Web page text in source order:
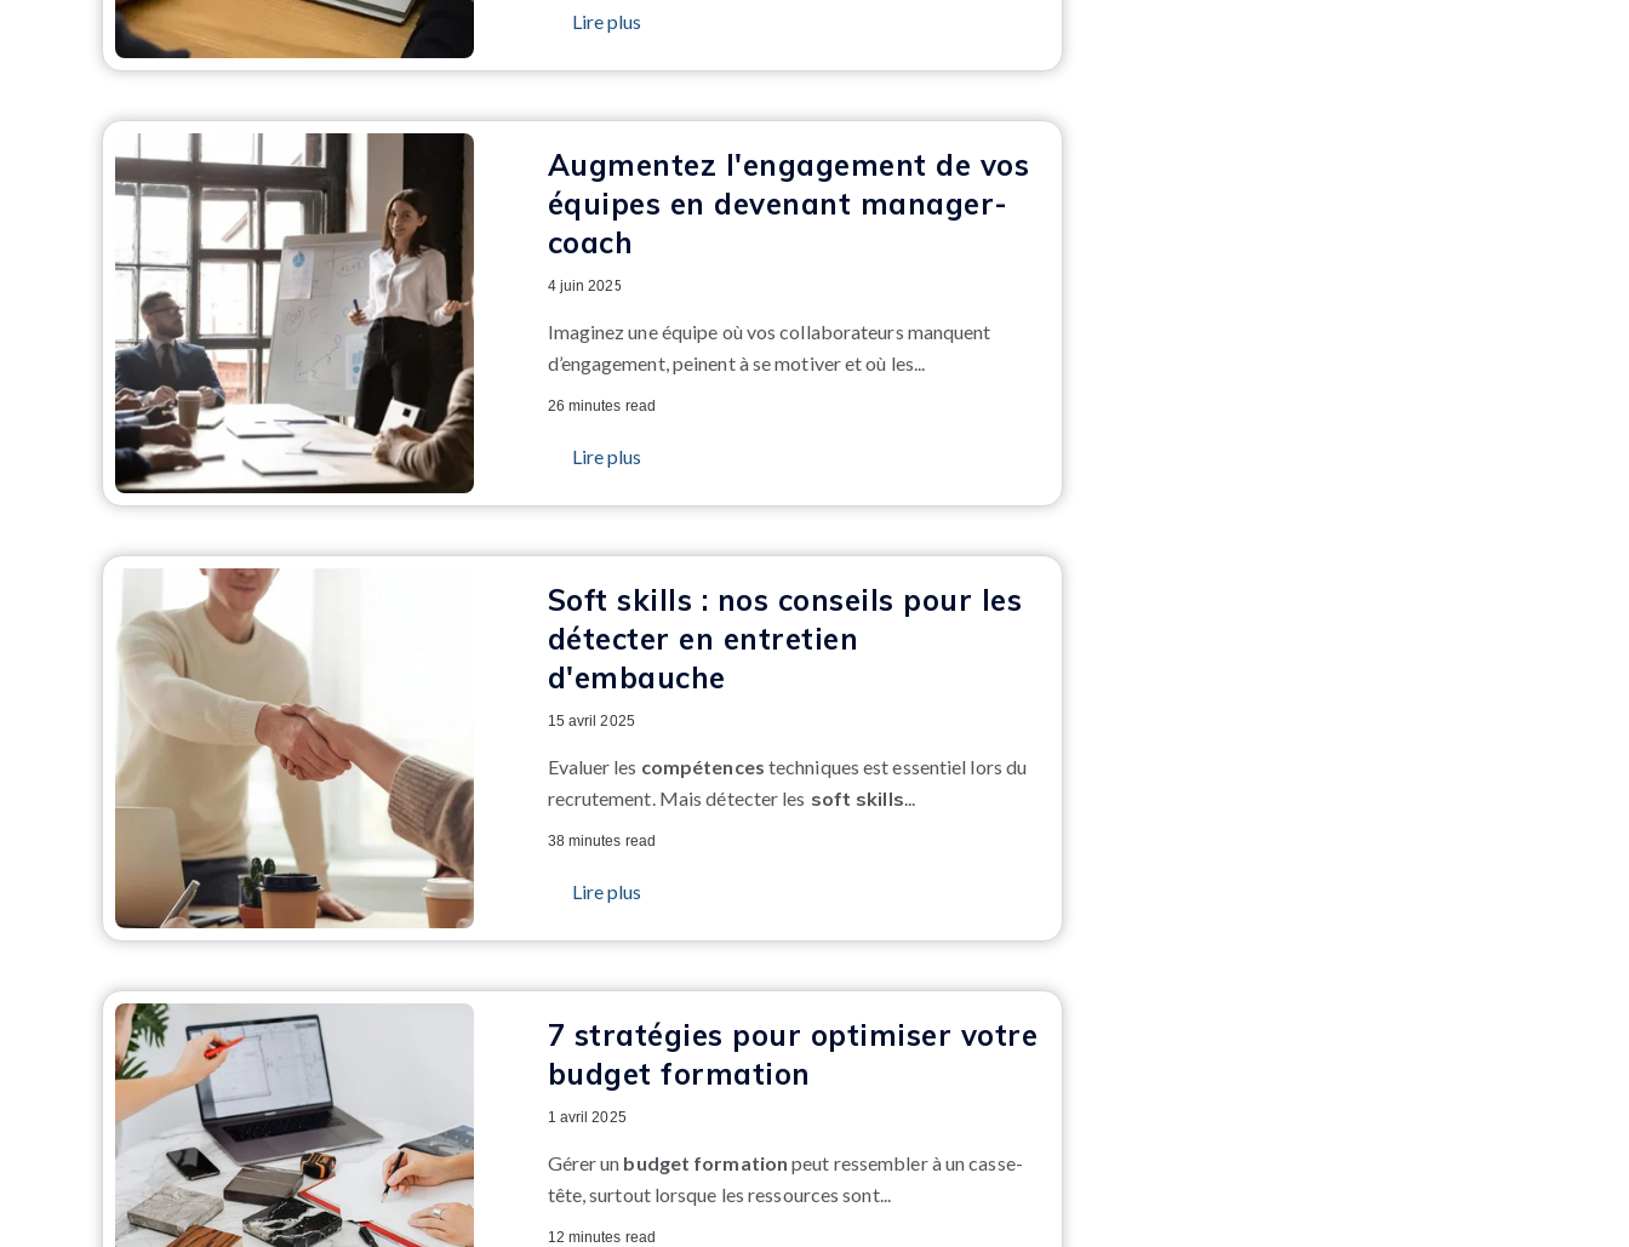
Lire plus
Augmentez l'engagement de vos
équipes en devenant manager-
coach
4 juin 2025
Imaginez une équipe où vos collaborateurs manquent
d’engagement, peinent à se motiver et où les...
26 minutes read
Lire plus
Soft skills : nos conseils pour les
détecter en entretien
d'embauche
15 avril 2025
Evaluer les compétences techniques est essentiel lors du
recrutement. Mais détecter les soft skills...
38 minutes read
Lire plus
7 stratégies pour optimiser votre
budget formation
1 avril 2025
Gérer un budget formationpeut ressembler à un casse-
tête, surtout lorsque les ressources sont...
12 minutes read